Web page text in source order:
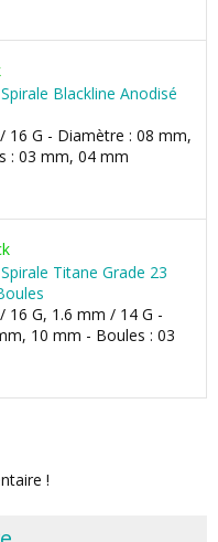
Blackline Anodisé
16 G - Diamètre : 08 mm,
: 03 mm, 04 mm
Titane Grade 23
16 G, 1.6 mm / 14 G -
10 mm - Boules : 03
!